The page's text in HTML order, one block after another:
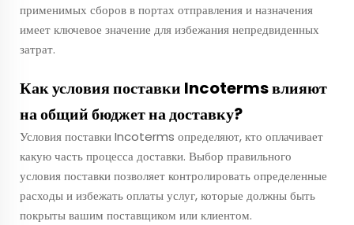
применимых сборов в портах отправления и назначения
имеет ключевое значение для избежания непредвиденных
затрат.
Как условия поставки Incoterms влияют
на общий бюджет на доставку?
Условия поставки Incoterms определяют, кто оплачивает
какую часть процесса доставки. Выбор правильного
условия поставки позволяет контролировать определенные
расходы и избежать оплаты услуг, которые должны быть
покрыты вашим поставщиком или клиентом.